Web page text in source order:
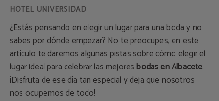
¿Estás pensando en elegir un lugar para una boda y no
sabes por dónde empezar? No te preocupes, en este
artículo te daremos algunas pistas sobre cómo elegir el
lugar ideal para celebrar las mejoresbodas en Albacete.
¡Disfruta de ese día tan especial y deja que nosotros
nos ocupemos de todo!